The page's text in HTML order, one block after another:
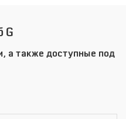
G
а также доступные под